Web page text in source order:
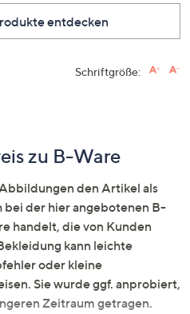
entdecken
Schriftgröße:
zu B-Ware
den Artikel als
bei der hier angebotenen B-
handelt, die von Kunden
kann leichte
oder kleine
Sie wurde ggf. anprobiert,
Zeitraum getragen.